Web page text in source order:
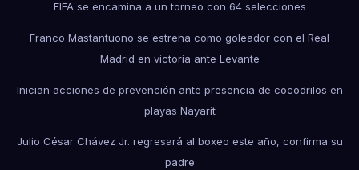
FIFA se encamina a un torneo con 64 selecciones
Franco Mastantuono se estrena como goleador con el Real
Madrid en victoria ante Levante
Inician acciones de prevención ante presencia de cocodrilos en
playas Nayarit
Julio César Chávez Jr. regresará al boxeo este año, confirma su
padre